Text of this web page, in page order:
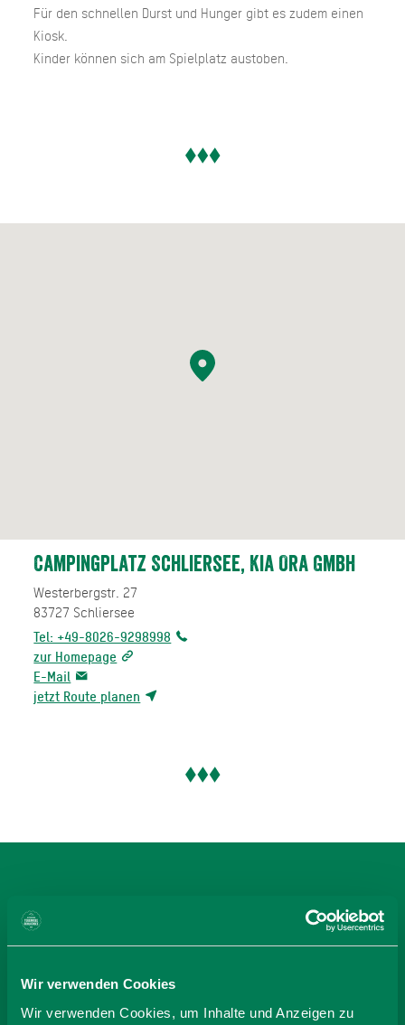
Wir verwenden Cookies
Wir verwenden Cookies, um Inhalte und Anzeigen zu
Für den schnellen Durst und Hunger gibt es zudem einen
Kiosk.
Kinder können sich am Spielplatz austoben.
Campingplatz Schliersee, Kia Ora Gmbh
Westerbergstr. 27
83727 Schliersee
Tel: +49-8026-9298998
zur Homepage
E-Mail
jetzt Route planen
BEI CAMPINGPLATZ
SCHLIERSEE, KIA ORA
GMBH BUCHEN